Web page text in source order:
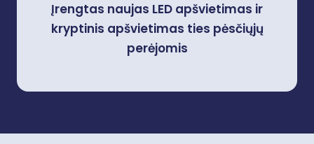
Įrengtas naujas LED apšvietimas ir
kryptinis apšvietimas ties pėsčiųjų
perėjomis​